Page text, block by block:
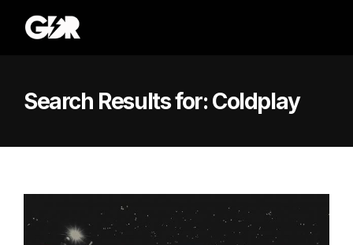
Search Results for:Coldplay